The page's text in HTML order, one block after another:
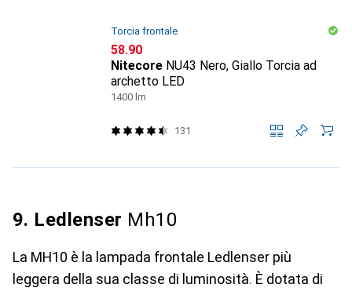
Torcia frontale
CHF
58.90
Nitecore NU43 Nero, Giallo Torcia ad
archetto LED
1400 lm
131
9. Ledlenser Mh10
La MH10 è la lampada frontale Ledlenser più
leggera della sua classe di luminosità. È dotata di